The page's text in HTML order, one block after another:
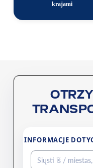
krajami
INFORMACJE